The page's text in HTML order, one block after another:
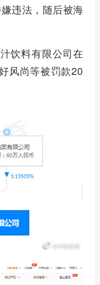
违法，随后被海
饮料有限公司在
风尚等被罚款20